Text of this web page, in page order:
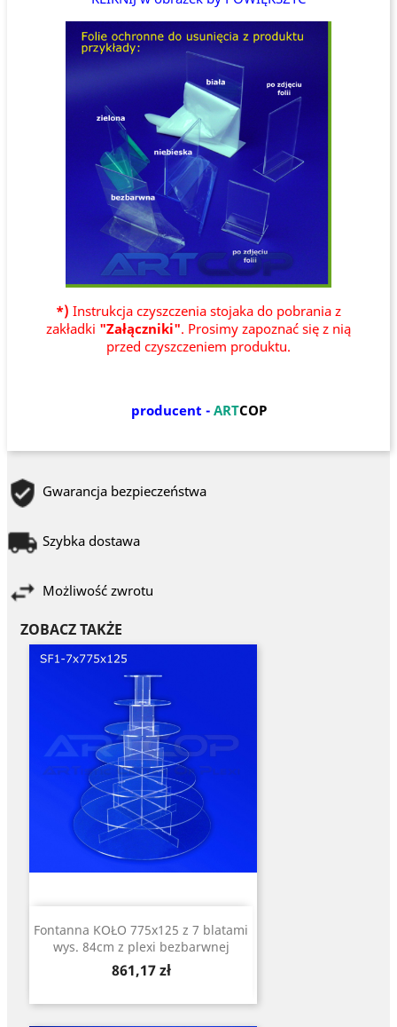
*) Instrukcja czyszczenia stojaka do pobrania z
zakładki "Załączniki". Prosimy zapoznać się z nią
przed czyszczeniem produktu.
producent - ARTCOP
Gwarancja bezpieczeństwa
Szybka dostawa
Możliwość zwrotu
ZOBACZ TAKŻE
Fontanna KOŁO 775x125 z 7 blatami
wys. 84cm z plexi bezbarwnej
Cena
861,17 zł